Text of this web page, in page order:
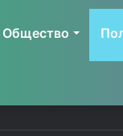
Общество